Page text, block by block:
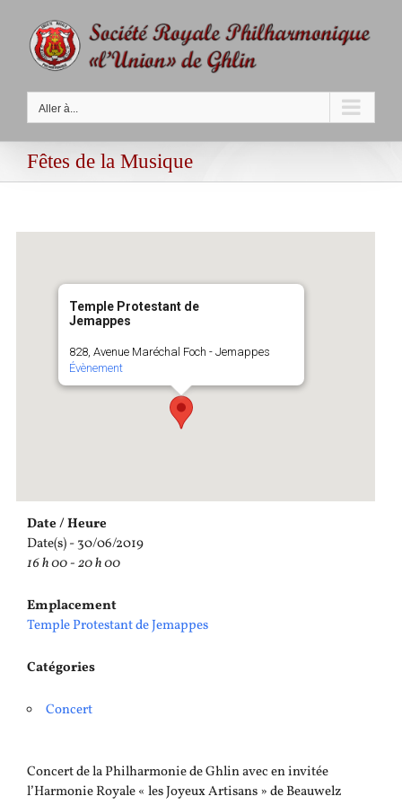
contenu
Aller à...
Fêtes de la Musique
Temple Protestant de
Jemappes
828, Avenue Maréchal Foch - Jemappes
Évènement
Date / Heure
Date(s) - 30/06/2019
16 h 00 - 20 h 00
Emplacement
Temple Protestant de Jemappes
Catégories
Concert
Concert de la Philharmonie de Ghlin avec en invitée
l’Harmonie Royale « les Joyeux Artisans » de Beauwelz